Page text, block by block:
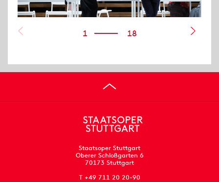
1 18
Staatsoper Stuttgart
Oberer Schloßgarten 6
70173 Stuttgart
T +49 711 20 20-90